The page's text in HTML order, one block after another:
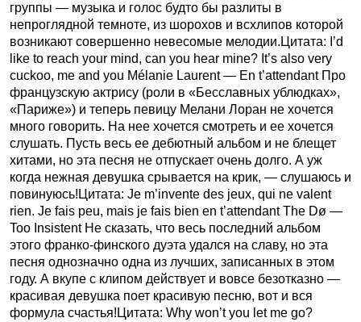
группы — музыка и голос будто бы разлиты в
непроглядной темноте, из шорохов и всхлипов которой
возникают совершенно невесомые мелодии.Цитата: I’d
like to reach your mind, can you hear mine? It’s also very
cuckoo, me and you Mélanie Laurent — En t’attendant Про
французскую актрису (роли в «Бесславных ублюдках»,
«Париже») и теперь певицу Мелани Лоран не хочется
много говорить. На нее хочется смотреть и ее хочется
слушать. Пусть весь ее дебютный альбом и не блещет
хитами, но эта песня не отпускает очень долго. А уж
когда нежная девушка срывается на крик, — слушаюсь и
повинуюсь!Цитата: Je m’invente des jeux, qui ne valent
rien. Je fais peu, mais je fais bien en t’attendant The Dø —
Too Insistent Не сказать, что весь последний альбом
этого франко-финского дуэта удался на славу, но эта
песня однозначно одна из лучших, записанных в этом
году. А вкупе с клипом действует и вовсе безотказно —
красивая девушка поет красивую песню, вот и вся
формула счастья!Цитата: Why won’t you let me go?